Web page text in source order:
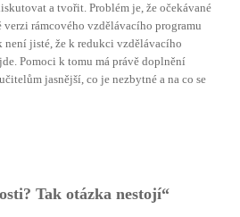
a tvořit. Problém je, že očekávané
rámcového vzdělávacího programu
není jisté, že k redukci vzdělávacího
Pomoci k tomu má právě doplnění
jasnější, co je nezbytné a na co se
Tak otázka nestojí“